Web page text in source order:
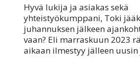
Hyvä lukija ja asiakas sekä
yhteistyökumppani, Toki
juhannuksen jälkeen
vaan? Eli marraskuun 2023
aikaan ilmestyy jälleen